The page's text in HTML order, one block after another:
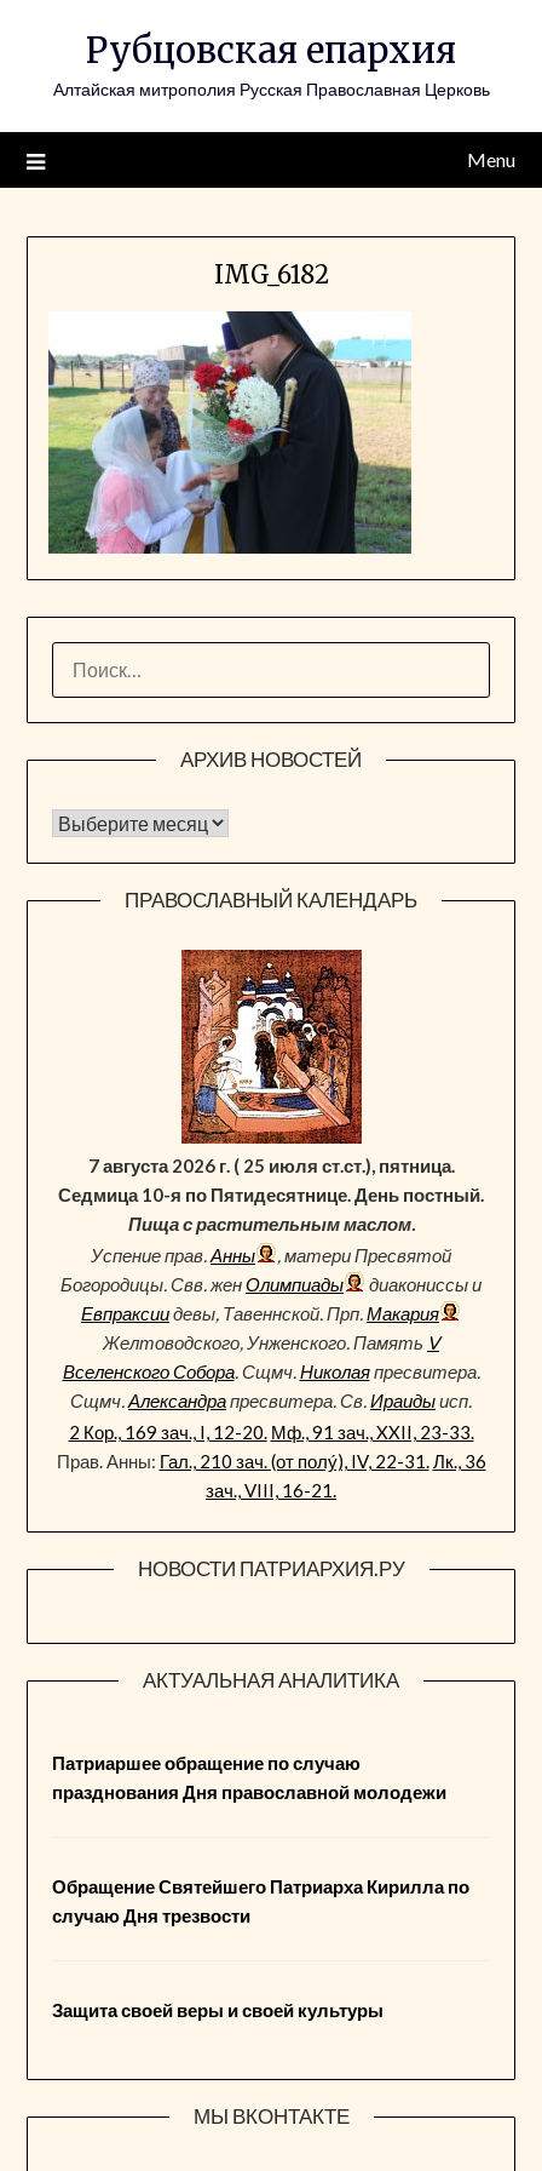
Рубцовская епархия
Алтайская митрополия Русская Православная Церковь
Menu
IMG_6182
АРХИВ НОВОСТЕЙ
Архив новостей
ПРАВОСЛАВНЫЙ КАЛЕНДАРЬ
7 августа 2026 г. ( 25 июля ст.ст.), пятница.
Седмица 10-я по Пятидесятнице. День постный.
Пища с растительным маслом.
Успение прав.Анны
, матери Пресвятой
Богородицы. Свв. женОлимпиады
диакониссы и
Евпраксиидевы, Тавеннской. Прп.Макария
Желтоводского, Унженского. Память V
Вселенского Собора. Сщмч.Николаяпресвитера.
Сщмч.Александрапресвитера. Св.Ираидыисп.
2 Кор., 169 зач., I, 12-20. Мф., 91 зач., XXII, 23-33.
Прав. Анны: Гал., 210 зач. (от полу́), IV, 22-31.Лк., 36
зач., VIII, 16-21.
НОВОСТИ ПАТРИАРХИЯ.РУ
АКТУАЛЬНАЯ АНАЛИТИКА
Патриаршее обращение по случаю
празднования Дня православной молодежи
Обращение Святейшего Патриарха Кирилла по
случаю Дня трезвости
Защита своей веры и своей культуры
МЫ ВКОНТАКТЕ